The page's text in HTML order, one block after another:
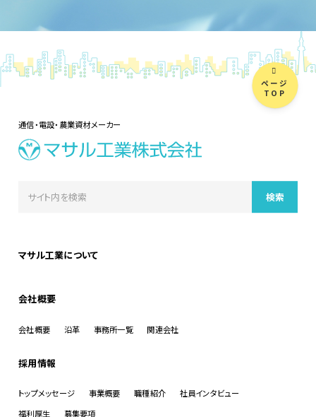
ページ
TOP
通信・電設・農業資材メーカー
マサル工業について
会社概要
会社概要 沿革 事務所一覧 関連会社
採用情報
トップメッセージ 事業概要 職種紹介
社員インタビュー
福利厚生
募集要項